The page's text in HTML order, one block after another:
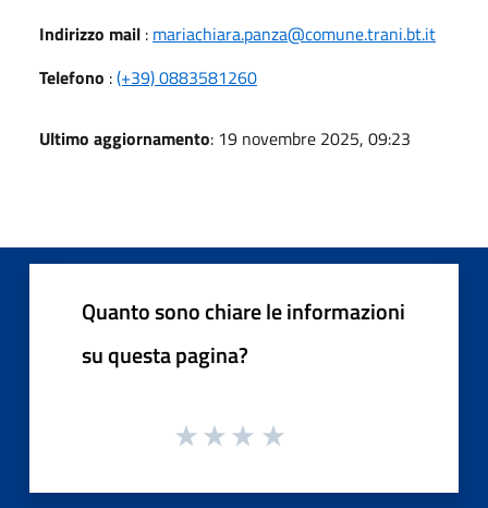
Indirizzo mail : mariachiara.panza@comune.trani.bt.it
Telefono :(+39) 0883581260
Ultimo aggiornamento: 19 novembre 2025, 09:23
Quanto sono chiare le informazioni
su questa pagina?